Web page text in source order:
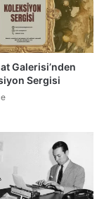
Galerisi’nden
Sergisi